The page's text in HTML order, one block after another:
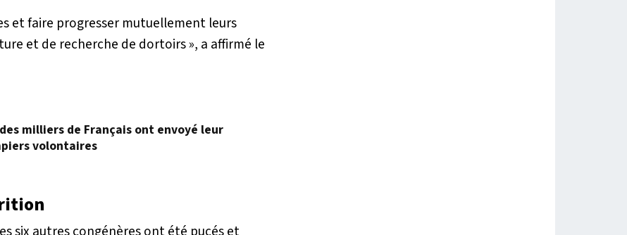
et faire progresser mutuellement leurs
et de recherche de dortoirs », a affirmé le
milliers de Français ont envoyé leur
volontaires